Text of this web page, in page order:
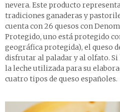
nevera. Este producto
tradiciones ganaderas y
cuenta con 26 quesos con
Protegido, uno está protegido
geográfica protegida), el queso
disfrutar al paladar y al olfato. Si
la leche utilizada para su
cuatro tipos de queso españoles.